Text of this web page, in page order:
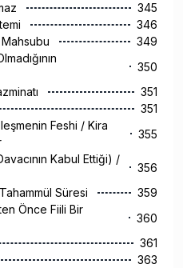
345
346
349
350
351
351
Feshi / Kira
355
Kabul Ettiği) /
356
Süresi
359
Önce Fiili Bir
360
361
363